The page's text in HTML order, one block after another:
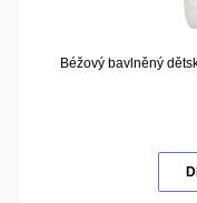
Béžový bavlněný